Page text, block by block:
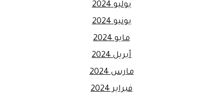
يوليو 2024
يونيو 2024
مايو 2024
أبريل 2024
مارس 2024
فبراير 2024